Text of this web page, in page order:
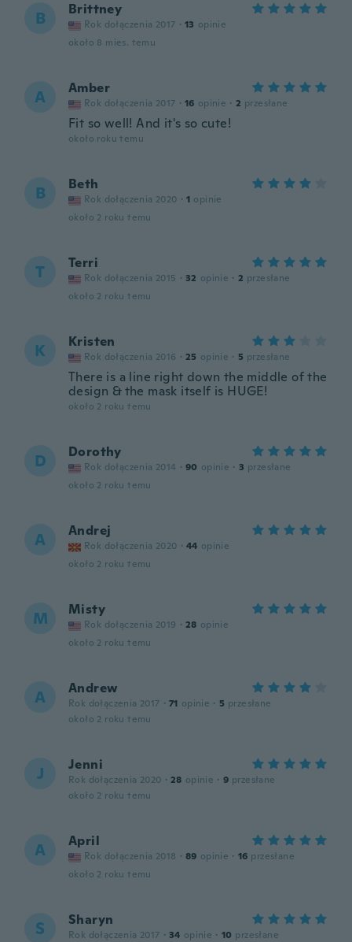
B Brittney
Rok dołączenia 2017 · 13 opinie
około 8 mies. temu
A Amber
Rok dołączenia 2017 · 16 opinie · 2 przesłane
Fit so well! And it's so cute!
około roku temu
B Beth
Rok dołączenia 2020 · 1 opinie
około 2 roku temu
T Terri
Rok dołączenia 2015 · 32 opinie · 2 przesłane
około 2 roku temu
K Kristen
Rok dołączenia 2016 · 25 opinie · 5 przesłane
There is a line right down the middle of the
design & the mask itself is HUGE!
około 2 roku temu
D Dorothy
Rok dołączenia 2014 · 90 opinie · 3 przesłane
około 2 roku temu
A Andrej
Rok dołączenia 2020 · 44 opinie
około 2 roku temu
M Misty
Rok dołączenia 2019 · 28 opinie
około 2 roku temu
A Andrew
Rok dołączenia 2017 · 71 opinie · 5 przesłane
około 2 roku temu
J Jenni
Rok dołączenia 2020 · 28 opinie · 9 przesłane
około 2 roku temu
A April
Rok dołączenia 2018 · 89 opinie · 16 przesłane
około 2 roku temu
S Sharyn
Rok dołączenia 2017 · 34 opinie · 10 przesłane